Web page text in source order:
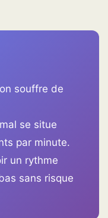
souffre de
se situe
par minute.
un rythme
sans risque